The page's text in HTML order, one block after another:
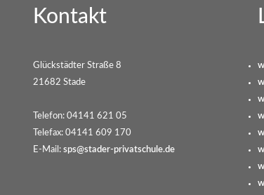
Kontakt
Glückstädter Straße 8
21682 Stade
Telefon: 04141 621 05
Telefax: 04141 609 170
E-Mail: sps@stader-privatschule.de